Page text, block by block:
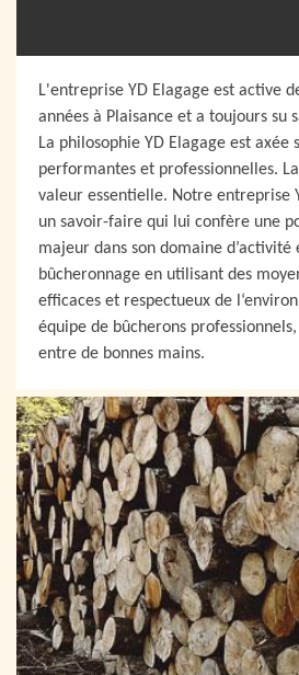
L'entreprise YD Elagage est active
années à Plaisance et a toujours su
La philosophie YD Elagage est axée
performantes et professionnelles.
valeur essentielle. Notre entreprise
un savoir-faire qui lui confère une
majeur dans son domaine
bûcheronnage en utilisant des
efficaces et respectueux de
équipe de bûcherons
entre de bonnes mains.